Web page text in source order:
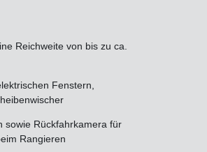
Reichweite von bis zu ca.
Fenstern,
sowie Rückfahrkamera für
Rangieren